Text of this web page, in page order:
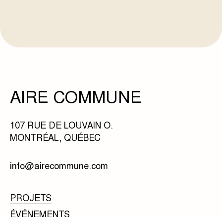
AIRE COMMUNE
107 RUE DE LOUVAIN O.
MONTRÉAL, QUÉBEC
info@airecommune.com
PROJETS
ÉVÉNEMENTS